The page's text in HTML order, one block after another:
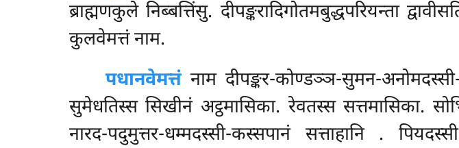
ब्राह्मणकुले निब्बत्तिंसु. दीपङ्करादिगोतमबुद्धपरियन्ता
कुलवेमत्तं नाम.
पधानवेमत्तं नाम दीपङ्कर-कोण्डञ्ञ-सुमन-
सुमेधतिस्स सिखीनं अट्ठमासिका. रेवतस्स सत्तमासिका.
नारद-पदुमुत्तर-धम्मदस्सी-कस्सपानं सत्ताहानि .